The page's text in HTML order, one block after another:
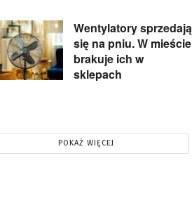
Wentylatory sprzedają
się na pniu. W mieście
brakuje ich w
sklepach
POKAŻ WIĘCEJ